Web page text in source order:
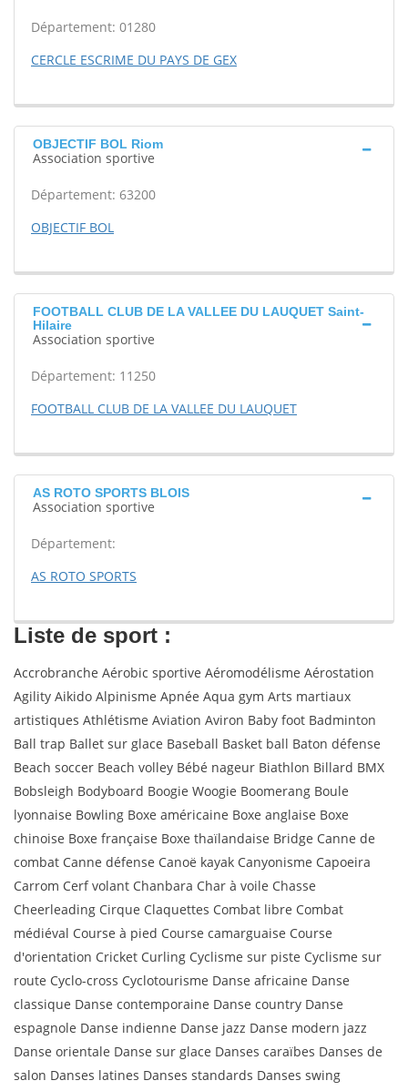
Département: 01280
CERCLE ESCRIME DU PAYS DE GEX
OBJECTIF BOL Riom
Association sportive
Département: 63200
OBJECTIF BOL
FOOTBALL CLUB DE LA VALLEE DU LAUQUET Saint-
Hilaire
Association sportive
Département: 11250
FOOTBALL CLUB DE LA VALLEE DU LAUQUET
AS ROTO SPORTS BLOIS
Association sportive
Département:
AS ROTO SPORTS
Liste de sport :
Accrobranche Aérobic sportive Aéromodélisme Aérostation
Agility Aikido Alpinisme Apnée Aqua gym Arts martiaux
artistiques Athlétisme Aviation Aviron Baby foot Badminton
Ball trap Ballet sur glace Baseball Basket ball Baton défense
Beach soccer Beach volley Bébé nageur Biathlon Billard BMX
Bobsleigh Bodyboard Boogie Woogie Boomerang Boule
lyonnaise Bowling Boxe américaine Boxe anglaise Boxe
chinoise Boxe française Boxe thaïlandaise Bridge Canne de
combat Canne défense Canoë kayak Canyonisme Capoeira
Carrom Cerf volant Chanbara Char à voile Chasse
Cheerleading Cirque Claquettes Combat libre Combat
médiéval Course à pied Course camarguaise Course
d'orientation Cricket Curling Cyclisme sur piste Cyclisme sur
route Cyclo-cross Cyclotourisme Danse africaine Danse
classique Danse contemporaine Danse country Danse
espagnole Danse indienne Danse jazz Danse modern jazz
Danse orientale Danse sur glace Danses caraïbes Danses de
salon Danses latines Danses standards Danses swing